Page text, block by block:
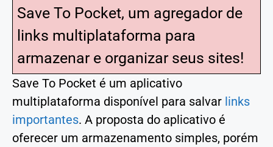
Save To Pocket, um agregador de
links multiplataforma para
armazenar e organizar seus sites!
Save To Pocket é um aplicativo
multiplataforma disponível para salvar links
importantes. A proposta do aplicativo é
oferecer um armazenamento simples, porém